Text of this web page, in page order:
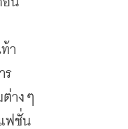
ท้า
ร
ต่างๆ
ฟชั่น